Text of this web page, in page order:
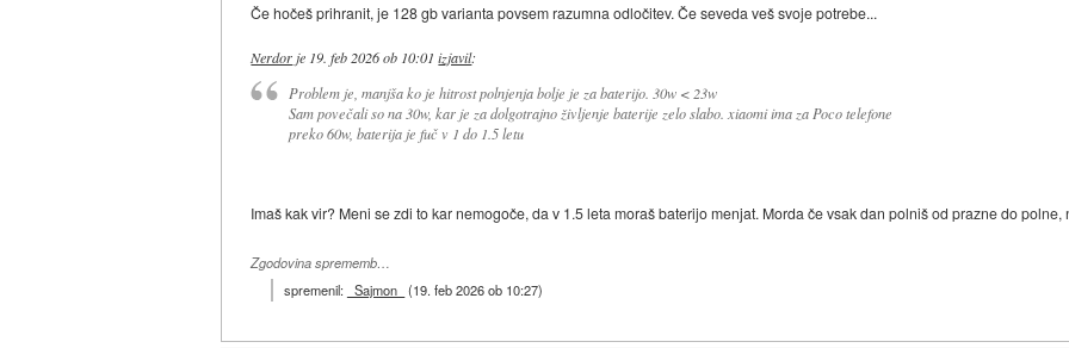
Če hočeš prihranit, je 128 gb varianta povsem razumna odločitev. Če seveda veš svoje potrebe...
Nerdor je 19. feb 2026 ob 10:01 izjavil:
Problem je, manjša ko je hitrost polnjenja bolje je za baterijo. 30w < 23w
Sam povečali so na 30w, kar je za dolgotrajno življenje baterije zelo slabo. xiaomi ima za Poco telefone
preko 60w, baterija je fuč v 1 do 1.5 letu
Imaš kak vir? Meni se zdi to kar nemogoče, da v 1.5 leta moraš baterijo menjat. Morda če vsak dan polniš od prazne do polne,
Zgodovina sprememb…
spremenil: _Sajmon_ (19. feb 2026 ob 10:27)